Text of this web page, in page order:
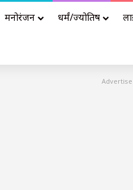
मनोरंजन धर्मं/ज्योतिष